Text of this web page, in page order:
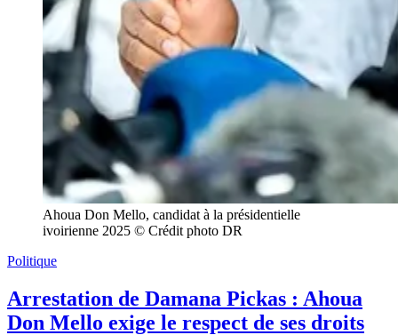
Ahoua Don Mello, candidat à la présidentielle
ivoirienne 2025 © Crédit photo DR
Politique
Arrestation de Damana Pickas : Ahoua
Don Mello exige le respect de ses droits